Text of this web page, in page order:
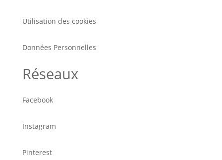
Utilisation des cookies
Données Personnelles
Réseaux
Facebook
Instagram
Pinterest